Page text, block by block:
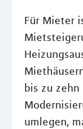
Für Mieter
bis zu
umlegen,